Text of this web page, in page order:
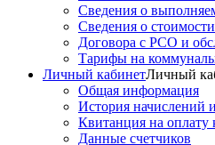
Сведения о
Сведения о
Договора с РСО и
Тарифы на
Личный кабинетЛичный
Общая информация
История начислений
Квитанция на оплату
Данные счетчиков